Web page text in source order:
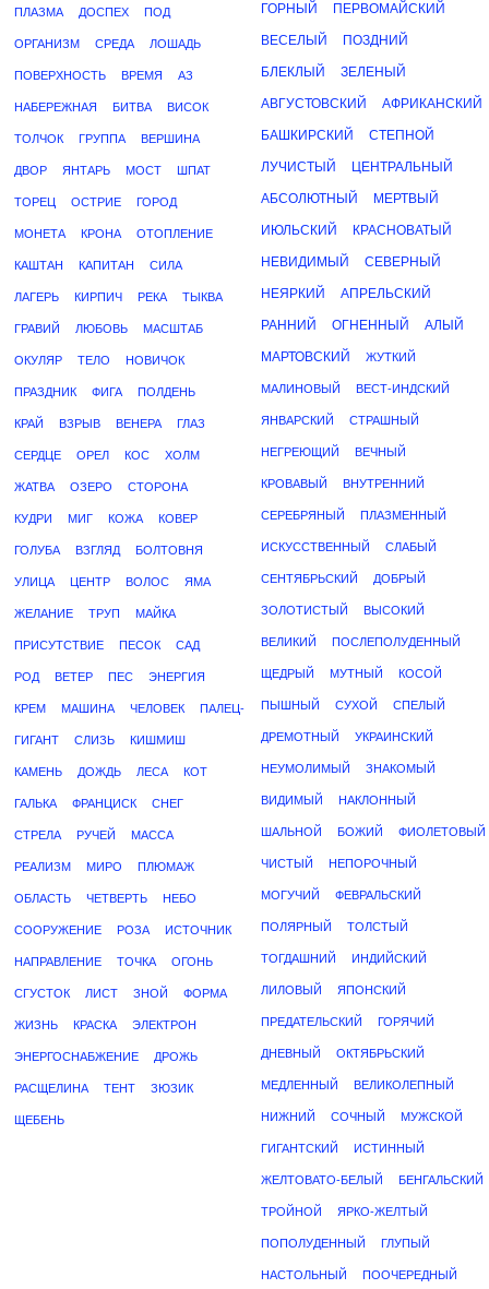
ПЛАЗМА ДОСПЕХ ПОД
ОРГАНИЗМ СРЕДА ЛОШАДЬ
ПОВЕРХНОСТЬ ВРЕМЯ АЗ
НАБЕРЕЖНАЯ БИТВА ВИСОК
ТОЛЧОК ГРУППА ВЕРШИНА
ДВОР ЯНТАРЬ МОСТ ШПАТ
ТОРЕЦ ОСТРИЕ ГОРОД
МОНЕТА КРОНА ОТОПЛЕНИЕ
КАШТАН КАПИТАН СИЛА
ЛАГЕРЬ КИРПИЧ РЕКА ТЫКВА
ГРАВИЙ ЛЮБОВЬ МАСШТАБ
ОКУЛЯР ТЕЛО НОВИЧОК
ПРАЗДНИК ФИГА ПОЛДЕНЬ
КРАЙ ВЗРЫВ ВЕНЕРА ГЛАЗ
СЕРДЦЕ ОРЕЛ КОС ХОЛМ
ЖАТВА ОЗЕРО СТОРОНА
КУДРИ МИГ КОЖА КОВЕР
ГОЛУБА ВЗГЛЯД БОЛТОВНЯ
УЛИЦА ЦЕНТР ВОЛОС ЯМА
ЖЕЛАНИЕ ТРУП МАЙКА
ПРИСУТСТВИЕ ПЕСОК САД
РОД ВЕТЕР ПЕС ЭНЕРГИЯ
КРЕМ МАШИНА ЧЕЛОВЕК ПАЛЕЦ-
ГИГАНТ СЛИЗЬ КИШМИШ
КАМЕНЬ ДОЖДЬ ЛЕСА КОТ
ГАЛЬКА ФРАНЦИСК СНЕГ
СТРЕЛА РУЧЕЙ МАССА
РЕАЛИЗМ МИРО ПЛЮМАЖ
ОБЛАСТЬ ЧЕТВЕРТЬ НЕБО
СООРУЖЕНИЕ РОЗА ИСТОЧНИК
НАПРАВЛЕНИЕ ТОЧКА ОГОНЬ
СГУСТОК ЛИСТ ЗНОЙ ФОРМА
ЖИЗНЬ КРАСКА ЭЛЕКТРОН
ЭНЕРГОСНАБЖЕНИЕ ДРОЖЬ
РАСЩЕЛИНА ТЕНТ ЗЮЗИК
ЩЕБЕНЬ
ГОРНЫЙ ПЕРВОМАЙСКИЙ
ВЕСЕЛЫЙ ПОЗДНИЙ
БЛЕКЛЫЙ ЗЕЛЕНЫЙ
АВГУСТОВСКИЙ АФРИКАНСКИЙ
БАШКИРСКИЙ СТЕПНОЙ
ЛУЧИСТЫЙ ЦЕНТРАЛЬНЫЙ
АБСОЛЮТНЫЙ МЕРТВЫЙ
ИЮЛЬСКИЙ КРАСНОВАТЫЙ
НЕВИДИМЫЙ СЕВЕРНЫЙ
НЕЯРКИЙ АПРЕЛЬСКИЙ
РАННИЙ ОГНЕННЫЙ АЛЫЙ
МАРТОВСКИЙ ЖУТКИЙ
МАЛИНОВЫЙ ВЕСТ-ИНДСКИЙ
ЯНВАРСКИЙ СТРАШНЫЙ
НЕГРЕЮЩИЙ ВЕЧНЫЙ
КРОВАВЫЙ ВНУТРЕННИЙ
СЕРЕБРЯНЫЙ ПЛАЗМЕННЫЙ
ИСКУССТВЕННЫЙ СЛАБЫЙ
СЕНТЯБРЬСКИЙ ДОБРЫЙ
ЗОЛОТИСТЫЙ ВЫСОКИЙ
ВЕЛИКИЙ ПОСЛЕПОЛУДЕННЫЙ
ЩЕДРЫЙ МУТНЫЙ КОСОЙ
ПЫШНЫЙ СУХОЙ СПЕЛЫЙ
ДРЕМОТНЫЙ УКРАИНСКИЙ
НЕУМОЛИМЫЙ ЗНАКОМЫЙ
ВИДИМЫЙ НАКЛОННЫЙ
ШАЛЬНОЙ БОЖИЙ ФИОЛЕТОВЫЙ
ЧИСТЫЙ НЕПОРОЧНЫЙ
МОГУЧИЙ ФЕВРАЛЬСКИЙ
ПОЛЯРНЫЙ ТОЛСТЫЙ
ТОГДАШНИЙ ИНДИЙСКИЙ
ЛИЛОВЫЙ ЯПОНСКИЙ
ПРЕДАТЕЛЬСКИЙ ГОРЯЧИЙ
ДНЕВНЫЙ ОКТЯБРЬСКИЙ
МЕДЛЕННЫЙ ВЕЛИКОЛЕПНЫЙ
НИЖНИЙ СОЧНЫЙ МУЖСКОЙ
ГИГАНТСКИЙ ИСТИННЫЙ
ЖЕЛТОВАТО-БЕЛЫЙ БЕНГАЛЬСКИЙ
ТРОЙНОЙ ЯРКО-ЖЕЛТЫЙ
ПОПОЛУДЕННЫЙ ГЛУПЫЙ
НАСТОЛЬНЫЙ ПООЧЕРЕДНЫЙ